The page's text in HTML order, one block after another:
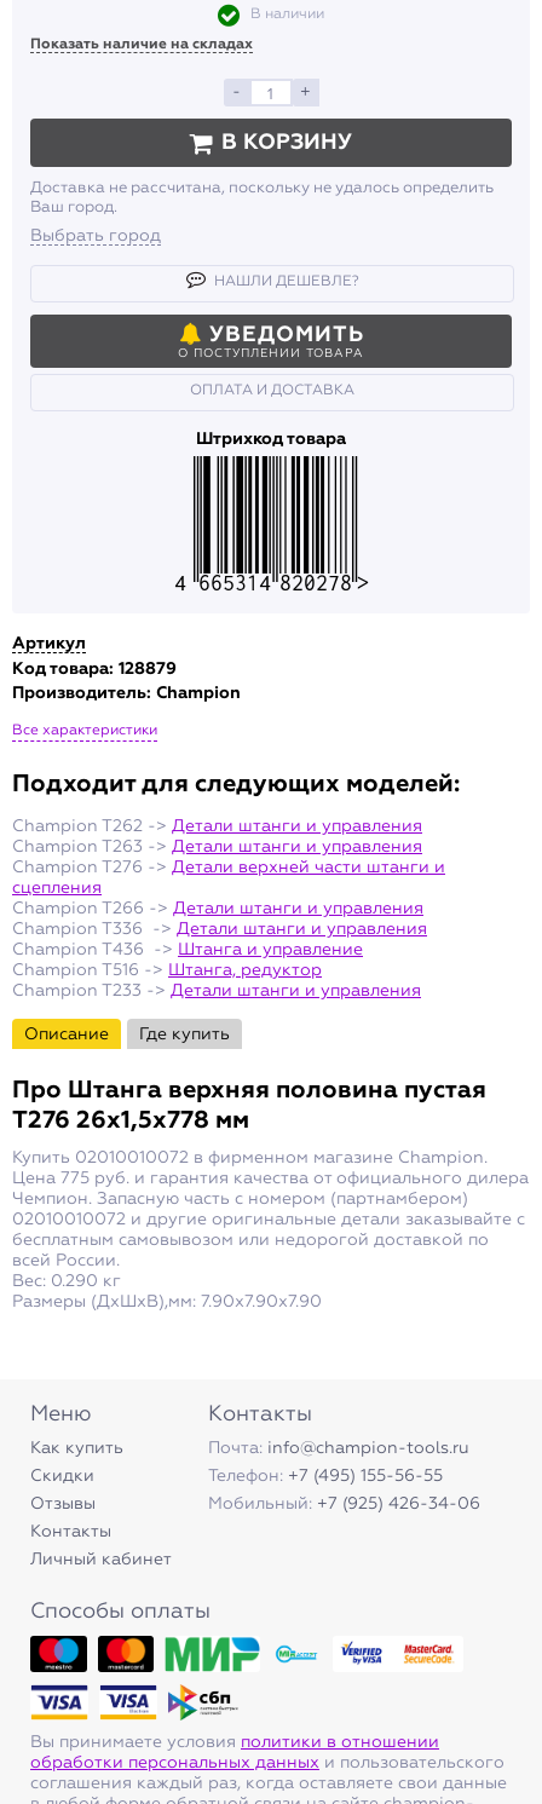
В наличии
Показать наличие на складах
- +
В КОРЗИНУ
Доставка не рассчитана, поскольку не удалось определить
Ваш город.
Выбрать город
НАШЛИ ДЕШЕВЛЕ?
УВЕДОМИТЬ
О ПОСТУПЛЕНИИ ТОВАРА
ОПЛАТА И ДОСТАВКА
Штрихкод товара
Артикул
Код товара: 128879
Производитель: Champion
Все характеристики
Подходит для следующих моделей:
Champion T262 -> Детали штанги и управления
Champion T263 -> Детали штанги и управления
Champion T276 -> Детали верхней части штанги и
сцепления
Champion T266 -> Детали штанги и управления
Champion T336 -> Детали штанги и управления
Champion T436 -> Штанга и управление
Champion T516 -> Штанга, редуктор
Champion T233 -> Детали штанги и управления
Описание Где купить
Про Штанга верхняя половина пустая
T276 26х1,5х778 мм
Купить 02010010072 в фирменном магазине Champion.
Цена 775 руб. и гарантия качества от официального дилера
Чемпион. Запасную часть с номером (партнамбером)
02010010072 и другие оригинальные детали заказывайте с
бесплатным самовывозом или недорогой доставкой по
всей России.
Вес: 0.290 кг
Размеры (ДxШxВ),мм: 7.90x7.90x7.90
Меню
Как купить
Скидки
Отзывы
Контакты
Личный кабинет
Контакты
Почта: info@champion-tools.ru
Телефон: +7 (495) 155-56-55
Мобильный: +7 (925) 426-34-06
Способы оплаты
Вы принимаете условия политики в отношении
обработки персональных данных и пользовательского
соглашения каждый раз, когда оставляете свои данные